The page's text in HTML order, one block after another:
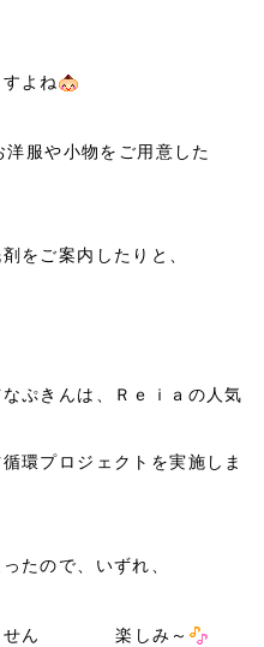
よね
服や小物をご用意した
をご案内したりと、
ぷきんは、Ｒｅｉａの人気
環プロジェクトを実施しま
たので、いずれ、
ん 楽しみ～